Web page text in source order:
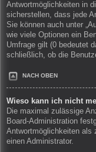
Antwortmöglichkeiten in
sicherstellen, dass jede
Sie können auch unter
wie viele Optionen ein
Umfrage gilt (0 bedeutet
schließlich, ob die
NACH OBEN
Wieso kann ich nicht
Die maximal zulässige
Board-Administration
Antwortmöglichkeiten als
einen Administrator.